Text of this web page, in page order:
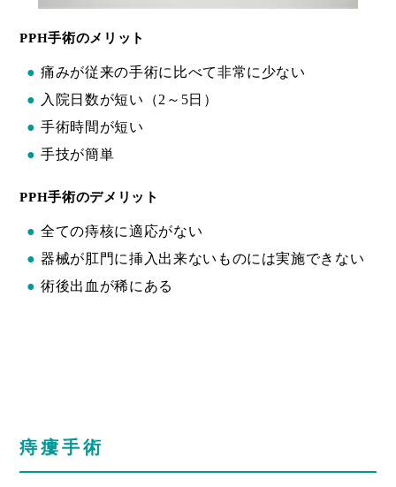
PPH手術のメリット
● 痛みが従来の手術に比べて非常に少ない
● 入院日数が短い（2～5日）
● 手術時間が短い
● 手技が簡単
PPH手術のデメリット
● 全ての痔核に適応がない
● 器械が肛門に挿入出来ないものには実施できない
● 術後出血が稀にある
痔瘻手術